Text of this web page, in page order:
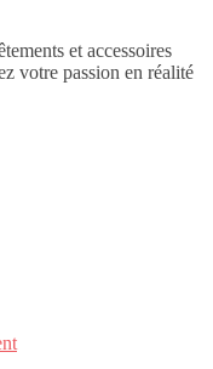
et accessoires
votre passion en réalité